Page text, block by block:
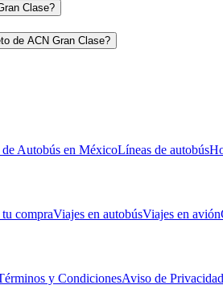
Clase?
de ACN Gran Clase?
Autobús en MéxicoLíneas de autobús
compraViajes en autobúsViajes en avión
y CondicionesAviso de Privacidad